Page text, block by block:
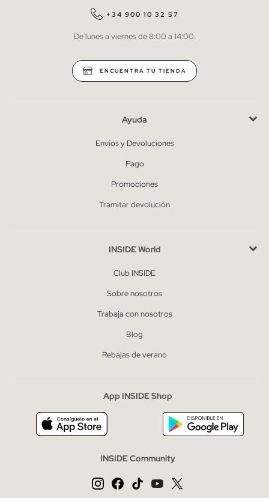
QUIERO SUSCRIBIRME
* Puedes cancelar la suscripción en cualquier momento.
+34 900 10 32 57
De lunes a viernes de 8:00 a 14:00.
ENCUENTRA TU TIENDA
Ayuda
Envíos y Devoluciones
Pago
Promociones
Tramitar devolución
INSIDE World
Club INSIDE
Sobre nosotros
Trabaja con nosotros
Blog
Rebajas de verano
App INSIDE Shop
INSIDE Community